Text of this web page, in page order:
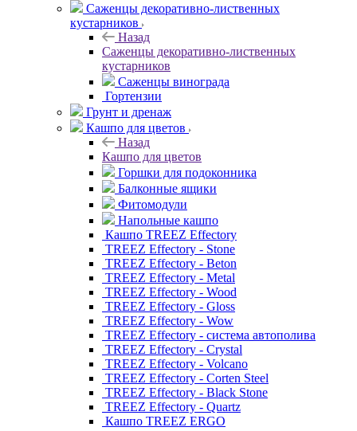
Саженцы декоративно-лиственных
кустарников
Назад
Саженцы декоративно-лиственных
кустарников
Саженцы винограда
Гортензии
Грунт и дренаж
Кашпо для цветов
Назад
Кашпо для цветов
Горшки для подоконника
Балконные ящики
Фитомодули
Напольные кашпо
Кашпо TREEZ Effectory
TREEZ Effectory - Stone
TREEZ Effectory - Beton
TREEZ Effectory - Metal
TREEZ Effectory - Wood
TREEZ Effectory - Gloss
TREEZ Effectory - Wow
TREEZ Effectory - система автополива
TREEZ Effectory - Crystal
TREEZ Effectory - Volcano
TREEZ Effectory - Corten Steel
TREEZ Effectory - Black Stone
TREEZ Effectory - Quartz
Кашпо TREEZ ERGO